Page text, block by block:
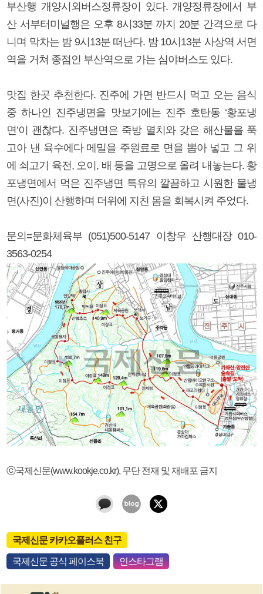
부산행 개양시외버스정류장이 있다. 개양정류장에서 부
산 서부터미널행은 오후 8시33분 까지 20분 간격으로 다
니며 막차는 밤 9시13분 떠난다. 밤 10시13분 사상역 서면
역을 거쳐 종점인 부산역으로 가는 심야버스도 있다.
맛집 한곳 추천한다. 진주에 가면 반드시 먹고 오는 음식
중 하나인 진주냉면을 맛보기에는 진주 호탄동 ‘황포냉
면’이 괜찮다. 진주냉면은 죽방 멸치와 갖은 해산물을 푹
고아 낸 육수에다 메밀을 주원료로 면을 뽑아 넣고 그 위
에 쇠고기 육전, 오이, 배 등을 고명으로 올려 내놓는다. 황
포냉면에서 먹은 진주냉면 특유의 깔끔하고 시원한 물냉
면(사진)이 산행하며 더위에 지친 몸을 회복시켜 주었다.
문의=문화체육부 (051)500-5147 이창우 산행대장 010-
3563-0254
ⓒ국제신문(www.kookje.co.kr), 무단 전재 및 재배포 금지
국제신문 카카오플러스 친구
국제신문 공식 페이스북 인스타그램